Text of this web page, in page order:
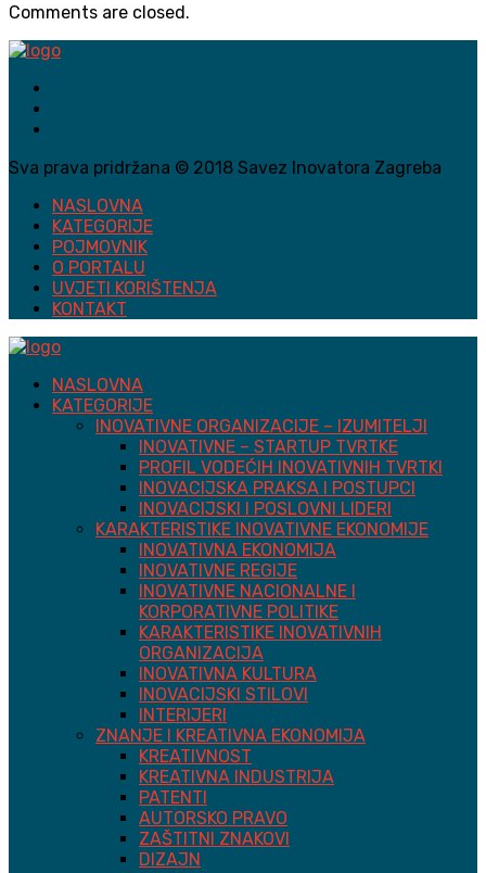
Comments are closed.
Sva prava pridržana © 2018 Savez Inovatora Zagreba
NASLOVNA
KATEGORIJE
POJMOVNIK
O PORTALU
UVJETI KORIŠTENJA
KONTAKT
NASLOVNA
KATEGORIJE
INOVATIVNE ORGANIZACIJE – IZUMITELJI
INOVATIVNE – STARTUP TVRTKE
PROFIL VODEĆIH INOVATIVNIH TVRTKI
INOVACIJSKA PRAKSA I POSTUPCI
INOVACIJSKI I POSLOVNI LIDERI
KARAKTERISTIKE INOVATIVNE EKONOMIJE
INOVATIVNA EKONOMIJA
INOVATIVNE REGIJE
INOVATIVNE NACIONALNE I
KORPORATIVNE POLITIKE
KARAKTERISTIKE INOVATIVNIH
ORGANIZACIJA
INOVATIVNA KULTURA
INOVACIJSKI STILOVI
INTERIJERI
ZNANJE I KREATIVNA EKONOMIJA
KREATIVNOST
KREATIVNA INDUSTRIJA
PATENTI
AUTORSKO PRAVO
ZAŠTITNI ZNAKOVI
DIZAJN